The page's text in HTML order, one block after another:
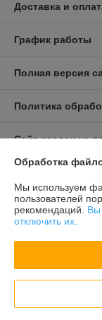
Доставка и
График работы
Полная версия
Политика
Сайт создан на
Информация для
Индивидуальный
г. Минск, ул.
Регистрационный
Регистрационный
Дата регистрации
Обработка
Мы используем
пользователей
рекомендаций. Вы
отключить их.